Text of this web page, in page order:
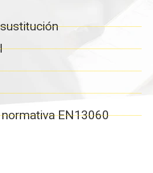
EN13060